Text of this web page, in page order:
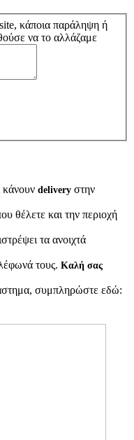
κάποια παράληψη ή
να το αλλάζαμε
κάνουν delivery στην
θέλετε και την περιοχή
τα ανοιχτά
τους. Καλή σας
συμπληρώστε εδώ: